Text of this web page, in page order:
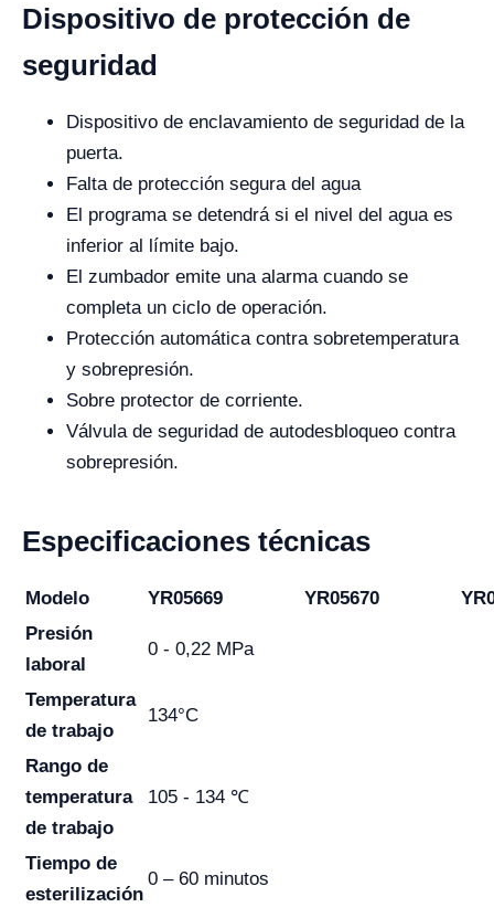
Dispositivo de protección de
seguridad
Dispositivo de enclavamiento de seguridad de la
puerta.
Falta de protección segura del agua
El programa se detendrá si el nivel del agua es
inferior al límite bajo.
El zumbador emite una alarma cuando se
completa un ciclo de operación.
Protección automática contra sobretemperatura
y sobrepresión.
Sobre protector de corriente.
Válvula de seguridad de autodesbloqueo contra
sobrepresión.
Especificaciones técnicas
Modelo YR05669 YR05670
Presión
laboral
0 - 0,22 MPa
Temperatura
de trabajo
134°C
Rango de
temperatura
de trabajo
105 - 134 ℃
Tiempo de
esterilización
0 – 60 minutos